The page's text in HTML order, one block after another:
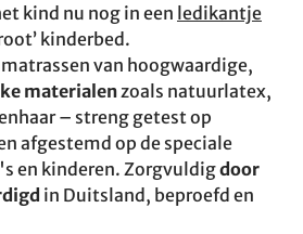
kind nu nog in een ledikantje
kinderbed.
van hoogwaardige,
materialenzoals natuurlatex,
– streng getest op
afgestemd op de speciale
en kinderen. Zorgvuldigdoor
in Duitsland, beproefd en